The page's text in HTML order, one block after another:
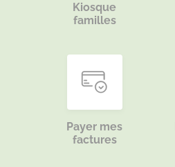
Kiosque
familles
Payer mes
factures